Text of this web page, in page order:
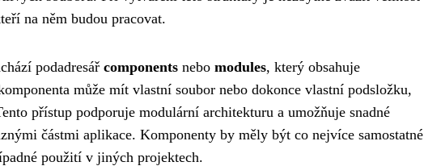
na něm budou pracovat.
podadresář components nebo modules, který obsahuje
může mít vlastní soubor nebo dokonce vlastní podsložku,
přístup podporuje modulární architekturu a umožňuje snadné
částmi aplikace. Komponenty by měly být co nejvíce samostatné
použití v jiných projektech.